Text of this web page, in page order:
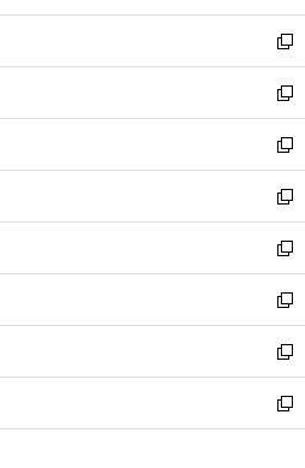
ウ
で
開
く
ン
ド
ウ
で
開
く
ウ
ィ
ン
ド
ウ
で
開
く
し
い
ウ
ィ
ン
ド
ウ
で
開
く
新
し
い
ウ
ィ
ン
ド
ウ
で
開
く
新
し
い
ウ
ィ
ン
ド
ウ
で
開
く
新
し
い
ウ
ィ
ン
ド
ウ
で
開
く
新
し
い
ウ
ィ
ン
ド
ウ
で
開
新
し
い
ウ
ィ
ン
ド
ウ
新
し
い
ウ
ィ
ン
新
し
い
ウ
新
し